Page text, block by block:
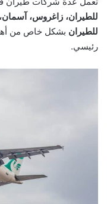
للطيران، زاغروس،
للطيران بشكل خاص من
رئيسي.